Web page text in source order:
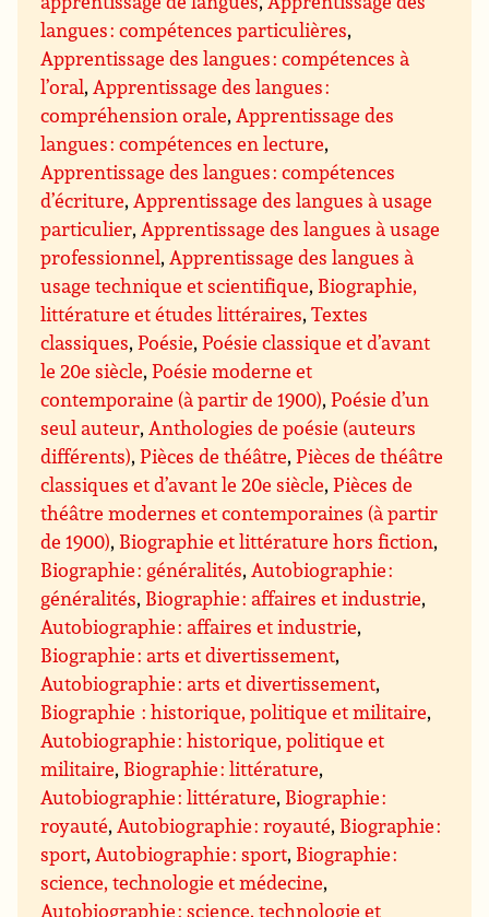
langues : compétences particulières,
Apprentissage des langues : compétences à
l’oral,Apprentissage des langues :
compréhension orale,Apprentissage des
langues : compétences en lecture,
Apprentissage des langues : compétences
d’écriture,Apprentissage des langues à usage
particulier,Apprentissage des langues à usage
professionnel,Apprentissage des langues à
usage technique et scientifique, Biographie,
littérature et études littéraires,Textes
classiques,Poésie,Poésie classique et d’avant
le 20e siècle,Poésie moderne et
contemporaine (à partir de 1900),Poésie d’un
seul auteur,Anthologies de poésie (auteurs
différents),Pièces de théâtre,Pièces de théâtre
classiques et d’avant le 20e siècle,Pièces de
théâtre modernes et contemporaines (à partir
de 1900), Biographie et littérature hors fiction,
Biographie : généralités,Autobiographie :
généralités, Biographie : affaires et industrie,
Autobiographie : affaires et industrie,
Biographie : arts et divertissement,
Autobiographie : arts et divertissement,
Biographie : historique, politique et militaire,
Autobiographie : historique, politique et
militaire, Biographie : littérature,
Autobiographie : littérature, Biographie :
royauté,Autobiographie : royauté, Biographie :
sport,Autobiographie : sport, Biographie :
science, technologie et médecine,
Autobiographie : science, technologie et